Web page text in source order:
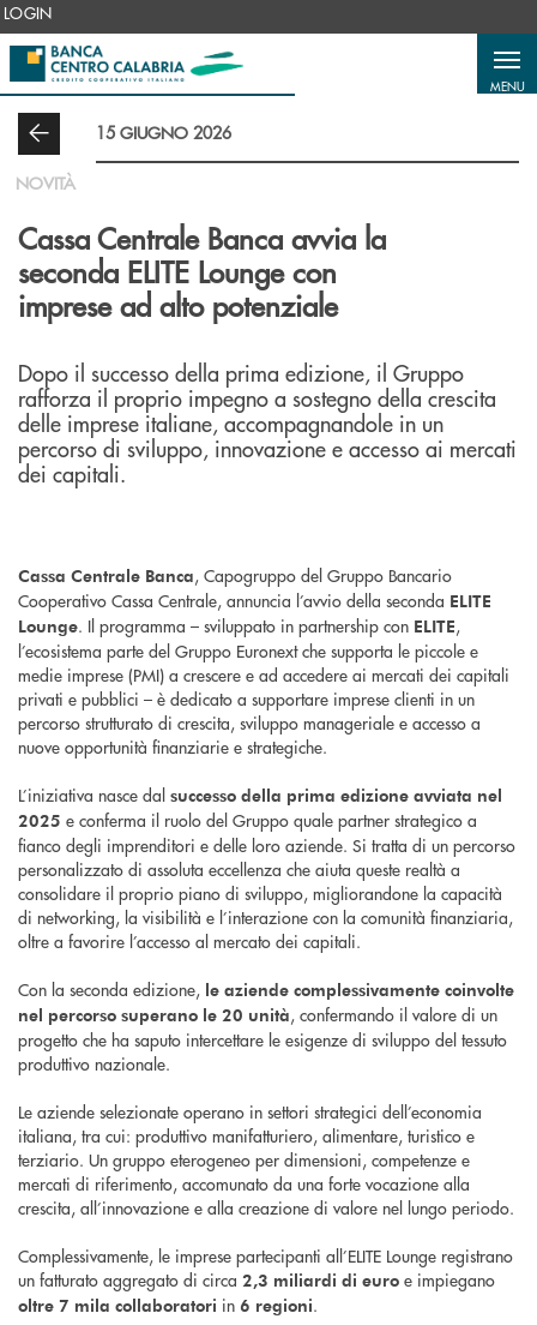
Salta al contenuto principale
LOGIN
MENU
15 GIUGNO 2026
NOVITÀ
Cassa Centrale Banca avvia la
seconda ELITE Lounge con
imprese ad alto potenziale
Dopo il successo della prima edizione, il Gruppo
rafforza il proprio impegno a sostegno della crescita
delle imprese italiane, accompagnandole in un
percorso di sviluppo, innovazione e accesso ai mercati
dei capitali.
Cassa Centrale Banca, Capogruppo del Gruppo Bancario
Cooperativo Cassa Centrale, annuncia l’avvio della seconda ELITE
Lounge. Il programma – sviluppato in partnership con ELITE,
l’ecosistema parte del Gruppo Euronext che supporta le piccole e
medie imprese (PMI) a crescere e ad accedere ai mercati dei capitali
privati e pubblici – è dedicato a supportare imprese clienti in un
percorso strutturato di crescita, sviluppo manageriale e accesso a
nuove opportunità finanziarie e strategiche.
L’iniziativa nasce dal successo della prima edizione avviata nel
2025 e conferma il ruolo del Gruppo quale partner strategico a
fianco degli imprenditori e delle loro aziende. Si tratta di un percorso
personalizzato di assoluta eccellenza che aiuta queste realtà a
consolidare il proprio piano di sviluppo, migliorandone la capacità
di networking, la visibilità e l’interazione con la comunità finanziaria,
oltre a favorire l’accesso al mercato dei capitali.
Con la seconda edizione, le aziende complessivamente coinvolte
nel percorso superano le 20 unità, confermando il valore di un
progetto che ha saputo intercettare le esigenze di sviluppo del tessuto
produttivo nazionale.
Le aziende selezionate operano in settori strategici dell’economia
italiana, tra cui: produttivo manifatturiero, alimentare, turistico e
terziario. Un gruppo eterogeneo per dimensioni, competenze e
mercati di riferimento, accomunato da una forte vocazione alla
crescita, all’innovazione e alla creazione di valore nel lungo periodo.
Complessivamente, le imprese partecipanti all’ELITE Lounge registrano
un fatturato aggregato di circa 2,3 miliardi di euro e impiegano
oltre 7 mila collaboratori in 6 regioni.